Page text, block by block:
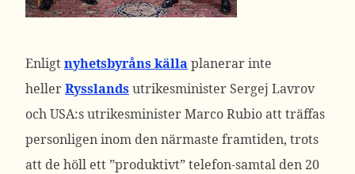
Enligtnyhetsbyråns källa planerar inte
hellerRysslandsutrikesminister Sergej Lavrov
och USA:s utrikesminister Marco Rubio att träffas
personligen inom den närmaste framtiden, trots
att de höll ett ”produktivt” telefon-samtal den 20